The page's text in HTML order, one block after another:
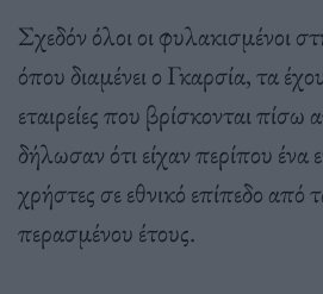
Σχεδόν όλοι οι φυλακισμένοι
όπου διαμένει ο Γκαρσία, τα
εταιρείες που βρίσκονται
δήλωσαν ότι είχαν περίπου ένα
χρήστες σε εθνικό επίπεδο από
περασμένου έτους.